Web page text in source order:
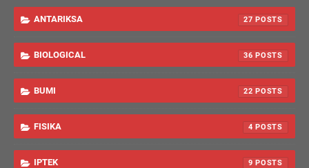
ANTARIKSA 27
BIOLOGICAL 36
BUMI 22
FISIKA 4
IPTEK 9